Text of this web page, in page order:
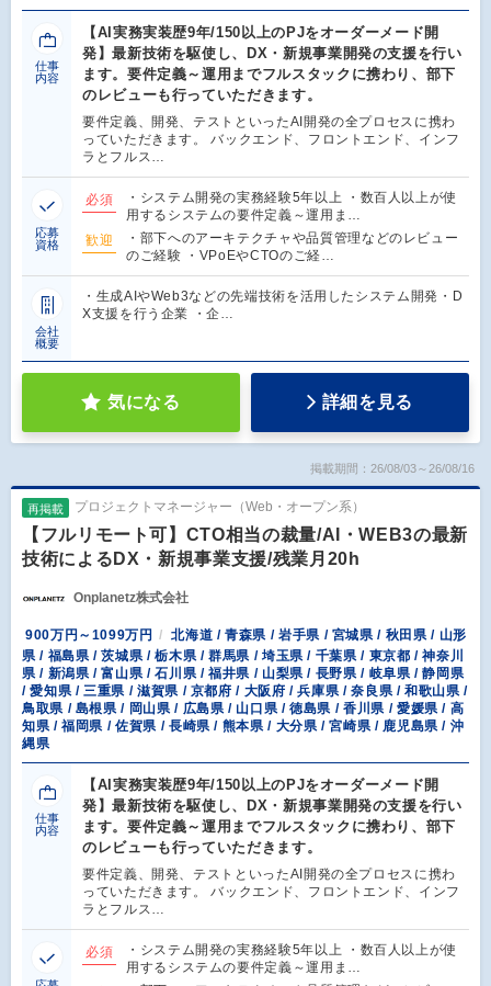
仕事
内容
【AI実務実装歴9年/150以上のPJをオーダーメード開
発】最新技術を駆使し、DX・新規事業開発の支援を行い
ます。要件定義～運用までフルスタックに携わり、部下
のレビューも行っていただきます。
要件定義、開発、テストといったAI開発の全プロセスに携わ
っていただきます。 バックエンド、フロントエンド、インフ
ラとフルス…
応募
資格
必須
・システム開発の実務経験5年以上 ・数百人以上が使
用するシステムの要件定義～運用ま…
歓迎
・部下へのアーキテクチャや品質管理などのレビュー
のご経験 ・VPoEやCTOのご経…
会社
概要
・生成AIやWeb3などの先端技術を活用したシステム開発・D
X支援を行う企業 ・企…
気になる 詳細を見る
掲載期間：26/08/03～26/08/16
再掲載 プロジェクトマネージャー（Web・オープン系）
【フルリモート可】CTO相当の裁量/AI・WEB3の最新
技術によるDX・新規事業支援/残業月20h
Onplanetz株式会社
900万円～1099万円
北海道 / 青森県 / 岩手県 / 宮城県 / 秋田県 / 山形
県 / 福島県 / 茨城県 / 栃木県 / 群馬県 / 埼玉県 / 千葉県 / 東京都 / 神奈川
県 / 新潟県 / 富山県 / 石川県 / 福井県 / 山梨県 / 長野県 / 岐阜県 / 静岡県
/ 愛知県 / 三重県 / 滋賀県 / 京都府 / 大阪府 / 兵庫県 / 奈良県 / 和歌山県 /
鳥取県 / 島根県 / 岡山県 / 広島県 / 山口県 / 徳島県 / 香川県 / 愛媛県 / 高
知県 / 福岡県 / 佐賀県 / 長崎県 / 熊本県 / 大分県 / 宮崎県 / 鹿児島県 / 沖
縄県
仕事
内容
【AI実務実装歴9年/150以上のPJをオーダーメード開
発】最新技術を駆使し、DX・新規事業開発の支援を行い
ます。要件定義～運用までフルスタックに携わり、部下
のレビューも行っていただきます。
要件定義、開発、テストといったAI開発の全プロセスに携わ
っていただきます。 バックエンド、フロントエンド、インフ
ラとフルス…
必須
・システム開発の実務経験5年以上 ・数百人以上が使
用するシステムの要件定義～運用ま…